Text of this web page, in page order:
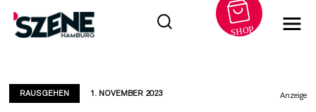
springen
SHOP
RAUSGEHEN 1. NOVEMBER 2023 Anzeige